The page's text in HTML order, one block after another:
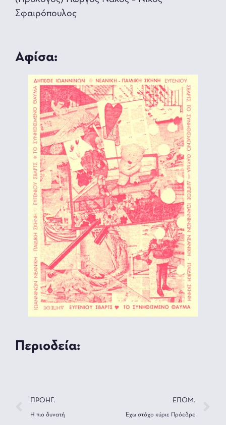
Σφαιρόπουλος
Αφίσα:
Περιοδεία:
ΠΡΟΗΓ.
Η πιο δυνατή
ΕΠΟΜ.
Έχω στόχο κύριε Πρόεδρε